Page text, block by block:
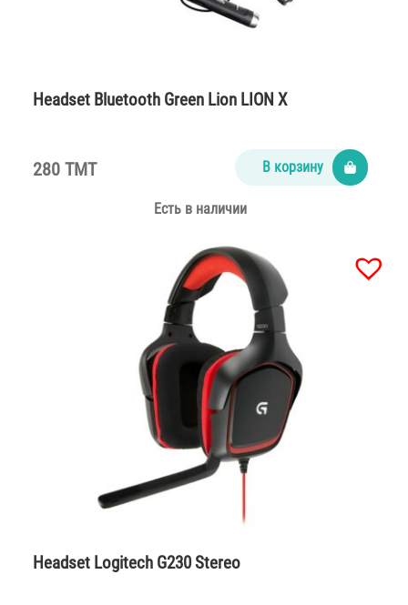
Headset Bluetooth Green Lion LION X
280 TMT В корзину
Есть в наличии
Headset Logitech G230 Stereo